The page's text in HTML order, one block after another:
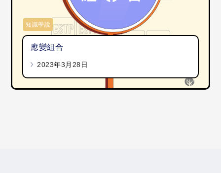
應變組合
2023年3月28日
知識學說